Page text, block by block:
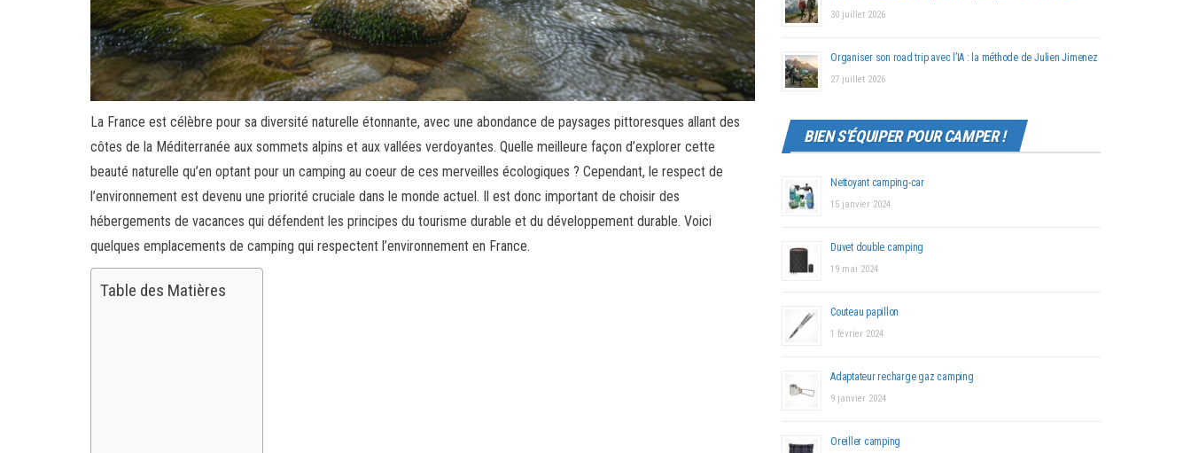
La France est célèbre pour sa diversité naturelle étonnante, avec une abondance de paysages pittoresques allant des
côtes de la Méditerranée aux sommets alpins et aux vallées verdoyantes. Quelle meilleure façon d’explorer cette
beauté naturelle qu’en optant pour un camping au coeur de ces merveilles écologiques ? Cependant, le respect de
l’environnement est devenu une priorité cruciale dans le monde actuel. Il est donc important de choisir des
hébergements de vacances qui défendent les principes du tourisme durable et du développement durable. Voici
quelques emplacements de camping qui respectent l’environnement en France.
Table des Matières
30 juillet 2026
Organiser son road trip avec l’IA : la méthode de Julien Jimenez
27 juillet 2026
BIEN S'ÉQUIPER POUR CAMPER !
Nettoyant camping-car
15 janvier 2024
Duvet double camping
19 mai 2024
Couteau papillon
1 février 2024
Adaptateur recharge gaz camping
9 janvier 2024
Oreiller camping